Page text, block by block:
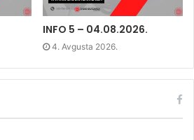
INFO 5 – 04.08.2026.
4. Avgusta 2026.